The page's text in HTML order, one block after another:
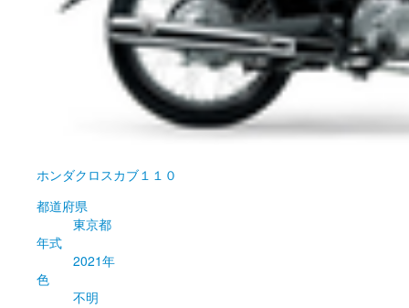
ホンダクロスカブ１１０
都道府県
東京都
年式
2021年
色
不明